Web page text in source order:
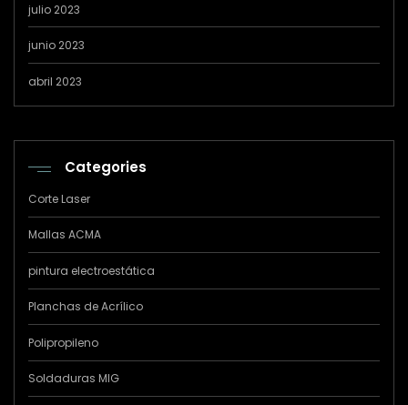
julio 2023
junio 2023
abril 2023
Categories
Corte Laser
Mallas ACMA
pintura electroestática
Planchas de Acrílico
Polipropileno
Soldaduras MIG